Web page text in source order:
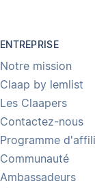
ENTREPRISE
Notre mission
Claap by lemlist
Les Claapers
Contactez-nous
Programme
Communauté
Ambassadeurs